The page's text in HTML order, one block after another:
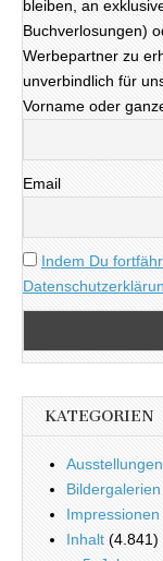
bleiben, an
Buchverlosungen)
Werbepartner zu
unverbindlich für
Vorname oder
Email
Indem Du
KATEGORIEN
Ausstellungen
Bildergalerien
Impressionen
Inhalt (4.841)